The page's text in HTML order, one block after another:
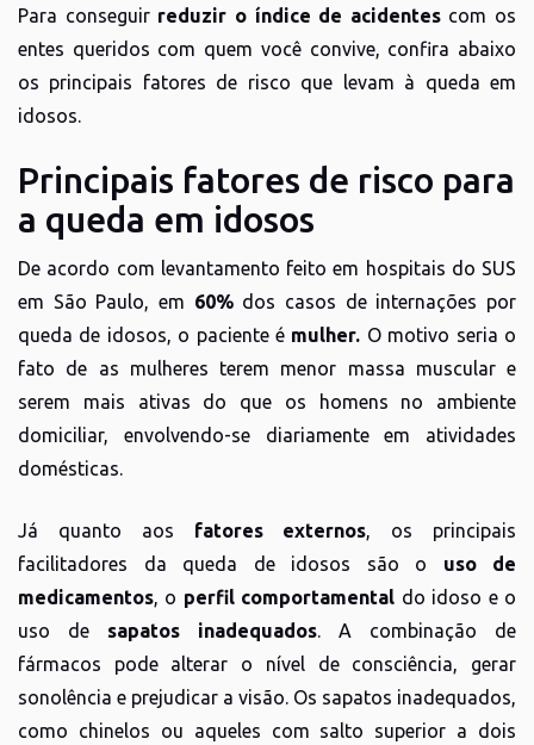
Para conseguir reduzir o índice de acidentescom os
entes queridos com quem você convive, confira abaixo
os principais fatores de risco que levam à queda em
idosos.
Principais fatores de risco para
a queda em idosos
De acordo com levantamento feito em hospitais do SUS
em São Paulo, em 60%dos casos de internações por
queda de idosos, o paciente é mulher. O motivo seria o
fato de as mulheres terem menor massa muscular e
serem mais ativas do que os homens no ambiente
domiciliar, envolvendo-se diariamente em atividades
domésticas.
Já quanto aos fatores externos, os principais
facilitadores da queda de idosos são o uso de
medicamentos, o perfil comportamental do idoso e o
uso de sapatos inadequados. A combinação de
fármacos pode alterar o nível de consciência, gerar
sonolência e prejudicar a visão. Os sapatos inadequados,
como chinelos ou aqueles com salto superior a dois